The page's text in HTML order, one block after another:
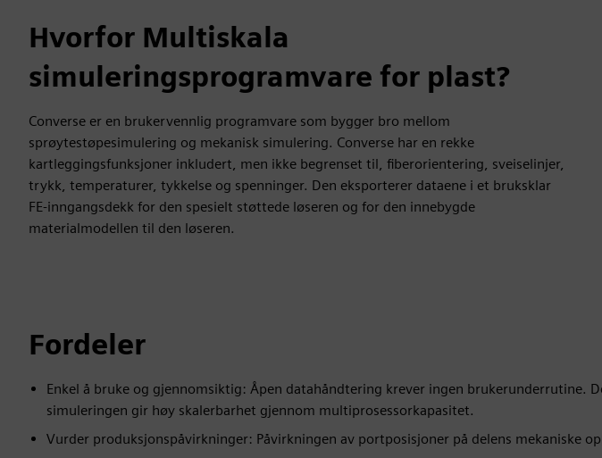
Hvorfor Multiskala
simuleringsprogramvare for plast?
Converse er en brukervennlig programvare som bygger bro mellom
sprøytestøpesimulering og mekanisk simulering. Converse har en rekke
kartleggingsfunksjoner inkludert, men ikke begrenset til, fiberorientering, sveiselinjer,
trykk, temperaturer, tykkelse og spenninger. Den eksporterer dataene i et bruksklar
FE-inngangsdekk for den spesielt støttede løseren og for den innebygde
materialmodellen til den løseren.
Fordeler
Enkel å bruke og gjennomsiktig: Åpen datahåndtering krever ingen brukerunderrutine.
simuleringen gir høy skalerbarhet gjennom multiprosessorkapasitet.
Vurder produksjonspåvirkninger: Påvirkningen av portposisjoner på delens mekaniske